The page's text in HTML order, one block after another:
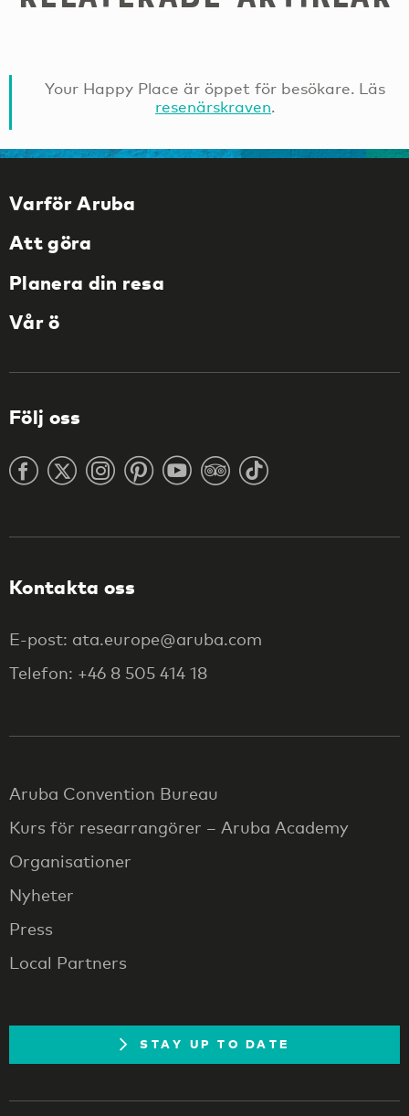
Your Happy Place är öppet för besökare. Läs
resenärskraven.
Varför Aruba
Att göra
Planera din resa
Vår ö
Följ oss
Kontakta oss
E-post: ata.europe@aruba.com
Telefon: +46 8 505 414 18
Aruba Convention Bureau
Kurs för researrangörer – Aruba Academy
Organisationer
Nyheter
Press
Local Partners
STAY UP TO DATE